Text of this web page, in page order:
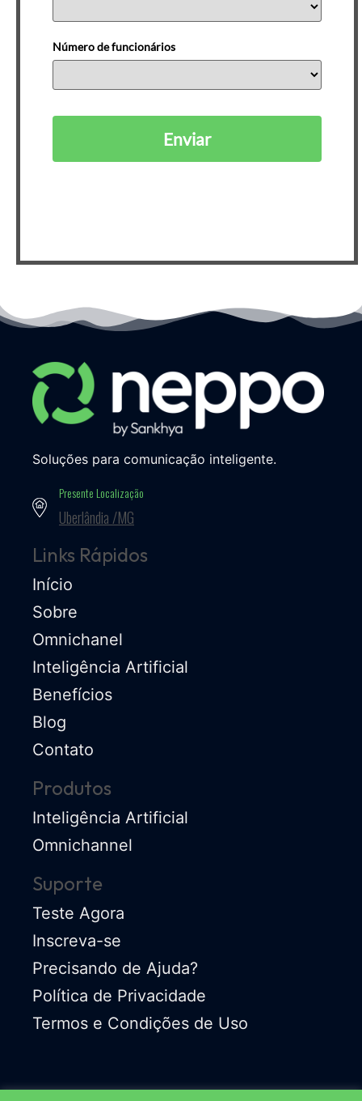
Número de funcionários
Enviar
Soluções para comunicação inteligente.
Presente Localização
Uberlândia /MG
Links Rápidos
Início
Sobre
Omnichanel
Inteligência Artificial
Benefícios
Blog
Contato
Produtos
Inteligência Artificial
Omnichannel
Suporte
Teste Agora
Inscreva-se
Precisando de Ajuda?
Política de Privacidade
Termos e Condições de Uso